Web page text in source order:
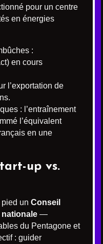
pour un centre
en énergies
:
en cours
l’exportation de
: l’entraînement
l’équivalent
en une
up vs.
un Conseil
—
du Pentagone et
: guider